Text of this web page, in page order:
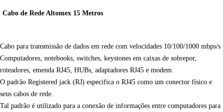
Cabo de Rede Altomex 15 Metros
Cabo para transmissão de dados em rede com velocidades 10/100/1000 mbps/s
Computadores, notebooks, switches, keystones em caixas de sobrepor,
roteadores, emenda RJ45, HUBs, adaptadores RJ45 e modem.
O padrão Registered jack (RJ) especifica o RJ45 como um conector físico e
seus cabos de rede.
Tal padrão é utilizado para a conexão de informações entre computadores para